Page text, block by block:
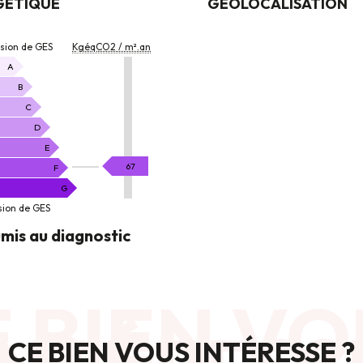
de GES KgéqCO2 / m².an
A
B
C
D
E
F
G
67KgéqCO2
de GES
au diagnostic
CE BIEN VOUS INTÉRESSE ?
BIEN